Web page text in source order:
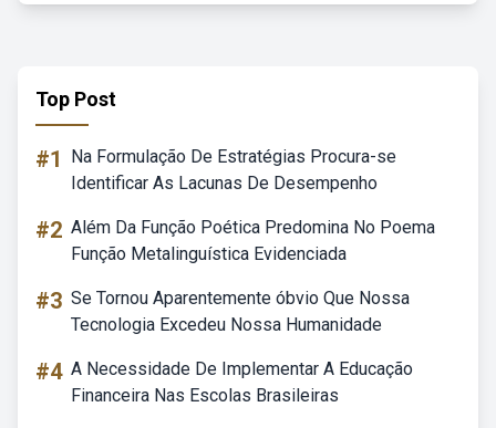
Top Post
#1
Na Formulação De Estratégias Procura-se
Identificar As Lacunas De Desempenho
#2 Além Da Função Poética Predomina No Poema
Função Metalinguística Evidenciada
#3 Se Tornou Aparentemente óbvio Que Nossa
Tecnologia Excedeu Nossa Humanidade
#4 A Necessidade De Implementar A Educação
Financeira Nas Escolas Brasileiras